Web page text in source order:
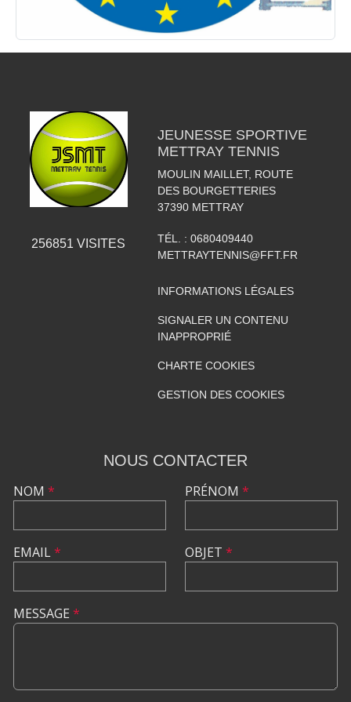
256851 VISITES
JEUNESSE SPORTIVE
METTRAY TENNIS
MOULIN MAILLET, ROUTE
DES BOURGETTERIES
37390 METTRAY
TÉL. : 0680409440
METTRAYTENNIS@FFT.FR
INFORMATIONS LÉGALES
SIGNALER UN CONTENU
INAPPROPRIÉ
CHARTE COOKIES
GESTION DES COOKIES
NOUS CONTACTER
NOM *
EMAIL*
PRÉNOM *
OBJET *
MESSAGE *